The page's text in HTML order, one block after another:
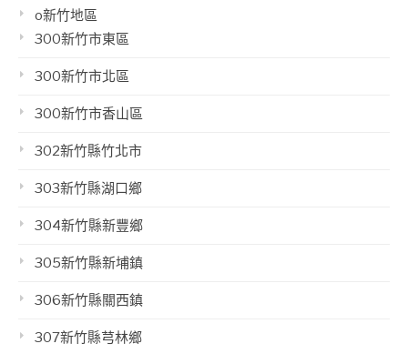
o新竹地區
300新竹市東區
300新竹市北區
300新竹市香山區
302新竹縣竹北市
303新竹縣湖口鄉
304新竹縣新豐鄉
305新竹縣新埔鎮
306新竹縣關西鎮
307新竹縣芎林鄉